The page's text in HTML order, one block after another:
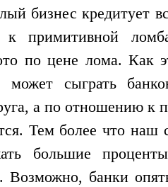
бизнес кредитует
примитивной
по цене лома. Как
сыграть
а по отношению к
Тем более что
большие
Возможно, банки